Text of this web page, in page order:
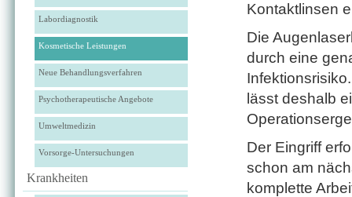
Labordiagnostik
Kosmetische Leistungen
Neue Behandlungsverfahren
Psychotherapeutische Angebote
Umweltmedizin
Vorsorge-Untersuchungen
Krankheiten
Kontaktlinsen
Die
durch eine
lässt deshalb
Der Eingriff
schon am
komplette